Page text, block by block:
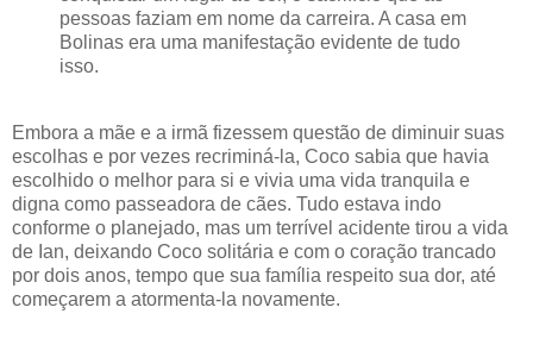
pessoas faziam em nome da carreira. A casa em
Bolinas era uma manifestação evidente de tudo
isso.
Embora a mãe e a irmã fizessem questão de diminuir suas
escolhas e por vezes recriminá-la, Coco sabia que havia
escolhido o melhor para si e vivia uma vida tranquila e
digna como passeadora de cães. Tudo estava indo
conforme o planejado, mas um terrível acidente tirou a vida
de Ian, deixando Coco solitária e com o coração trancado
por dois anos, tempo que sua família respeito sua dor, até
começarem a atormenta-la novamente.